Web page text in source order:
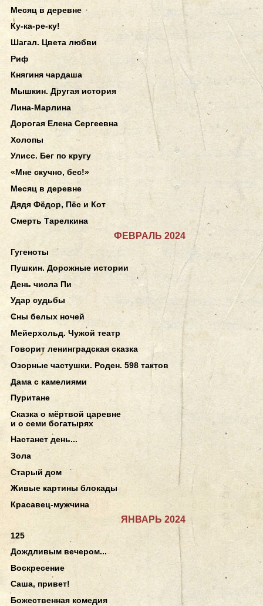
Месяц в деревне
Ку-ка-ре-ку!
Шагал. Цвета любви
Риф
Княгиня чардаша
Мышкин. Другая история
Лина-Марлина
Дорогая Елена Сергеевна
Холопы
Улисс. Бег по кругу
«Мне скучно, бес!»
Месяц в деревне
Дядя Фёдор, Пёс и Кот
Смерть Тарелкина
ФЕВРАЛЬ 2024
Гугеноты
Пушкин. Дорожные истории
День числа Пи
Удар судьбы
Сны белых ночей
Мейерхольд. Чужой театр
Говорит ленинградская сказка
Озорные частушки. Роден. 598 тактов
Дама с камелиями
Пуритане
Сказка о мёртвой царевне
и о семи богатырях
Настанет день...
Зола
Старый дом
Живые картины блокады
Красавец-мужчина
ЯНВАРЬ 2024
125
Дождливым вечером...
Воскресение
Саша, привет!
Божественная комедия